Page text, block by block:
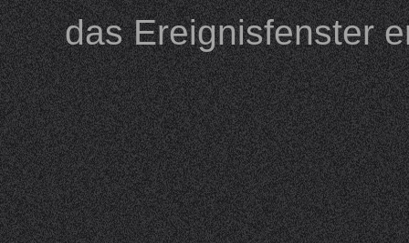
das Ereignisfenster